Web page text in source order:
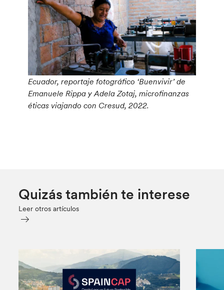
Ecuador, reportaje fotográfico ‘Buenvivir’ de
Emanuele Rippa y Adela Zotaj, microfinanzas
éticas viajando con Cresud, 2022.
Quizás también te interese
Leer otros artículos